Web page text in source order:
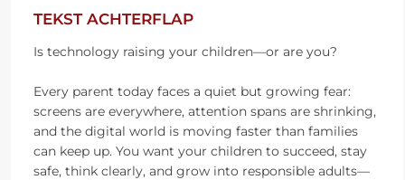
TEKST ACHTERFLAP
Is technology raising your children—or are you?
Every parent today faces a quiet but growing fear:
screens are everywhere, attention spans are shrinking,
and the digital world is moving faster than families
can keep up. You want your children to succeed, stay
safe, think clearly, and grow into responsible adults—